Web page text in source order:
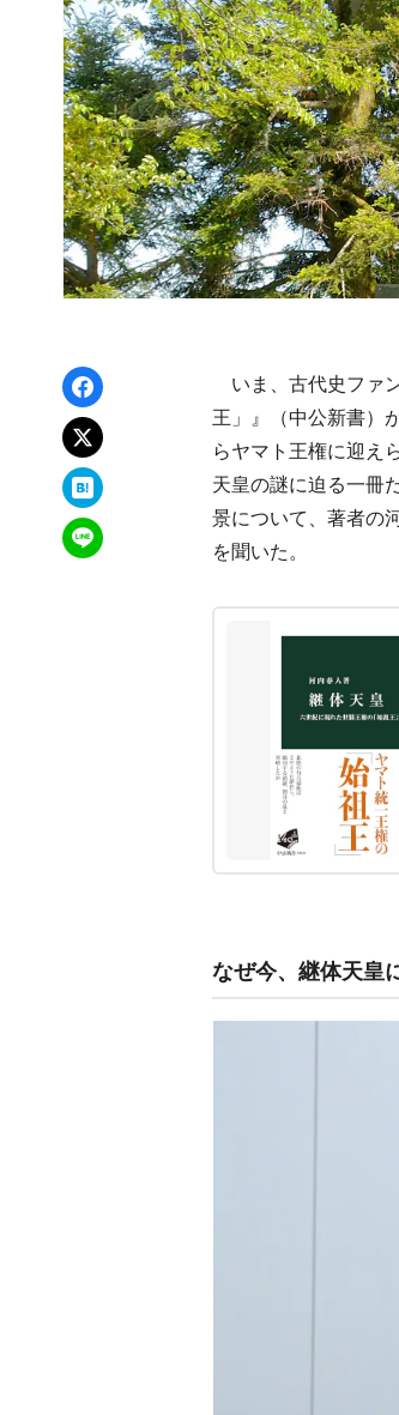
Facebookでシェア
xでポスト
はてなブックマーク
LINEで送る
いま、古代史ファ
王」』（中公新書）
らヤマト王権に迎え
天皇の謎に迫る一冊
景について、著者の
を聞いた。
なぜ今、継体天皇